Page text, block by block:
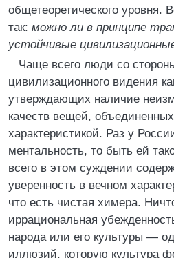
общетеоретического уровня.
так: можно ли в принципе
устойчивые
Чаще всего люди со
цивилизационного видения
утверждающих наличие
качеств вещей,
характеристикой. Раз у
ментальность, то быть ей
всего в этом суждении
уверенность в вечном
что есть чистая химера.
иррациональная
народа или его культуры —
иллюзий, которую культура